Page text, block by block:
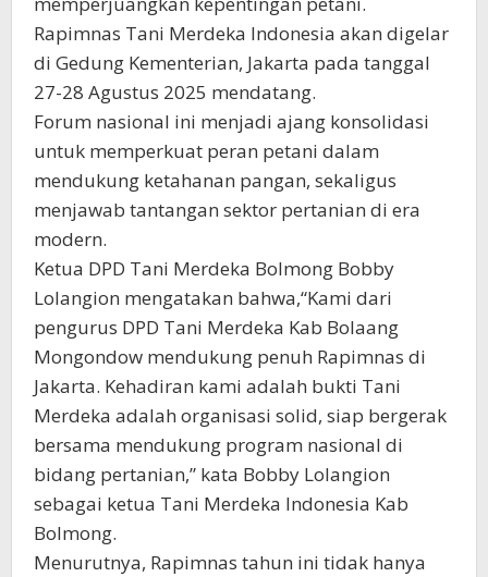
Rapimnas Tani Merdeka Indonesia akan digelar
di Gedung Kementerian, Jakarta pada tanggal
27-28 Agustus 2025 mendatang.
Forum nasional ini menjadi ajang konsolidasi
untuk memperkuat peran petani dalam
mendukung ketahanan pangan, sekaligus
menjawab tantangan sektor pertanian di era
modern.
Ketua DPD Tani Merdeka Bolmong Bobby
Lolangion mengatakan bahwa,“Kami dari
pengurus DPD Tani Merdeka Kab Bolaang
Mongondow mendukung penuh Rapimnas di
Jakarta. Kehadiran kami adalah bukti Tani
Merdeka adalah organisasi solid, siap bergerak
bersama mendukung program nasional di
bidang pertanian,” kata Bobby Lolangion
sebagai ketua Tani Merdeka Indonesia Kab
Bolmong.
Menurutnya, Rapimnas tahun ini tidak hanya